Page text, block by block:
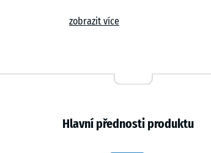
obvykle v interiéru. Pád činky o
Cena pronájmu zahrnuje víkend
zobrazit více
Hlavní přednosti produktu